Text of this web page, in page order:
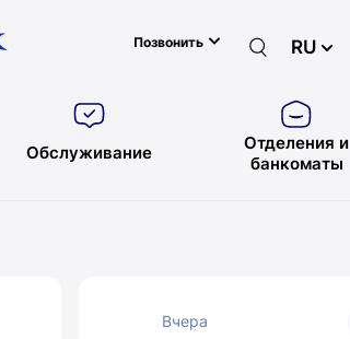
Позвонить RU
Обслуживание
Отделения и
банкоматы
Вчера